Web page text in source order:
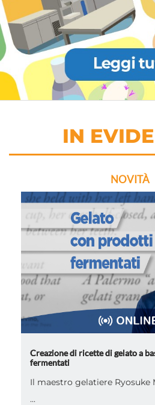
IN
NOVITÀ
Creazione di ricette di gelato a
fermentati
Il maestro gelatiere Ryosuke
...